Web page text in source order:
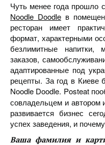
Чуть менее года прошло
Noodle Doodle в
ресторан имеет
формат, характерными
безлимитные напитки,
заказов,
адаптированные под
рецепты. За год в Киеве
Noodle Doodle. Posteat
совладельцем и автором
развивается бизнес
успех заведения, и
Ваша фамилия и